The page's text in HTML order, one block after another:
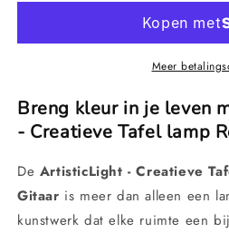
lamp
Gitaar
Tafel
lamp
Robot
Gitaar
Meer
Breng kleur in je leven
- Creatieve Tafel lamp
De ArtisticLight - Creatieve
Gitaar is meer dan alleen een
kunstwerk dat elke ruimte een